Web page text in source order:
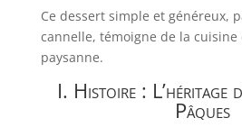
Ce dessert simple et généreux,
cannelle, témoigne de la cuisine
paysanne.
I. Histoire : L’héritage
Pâques